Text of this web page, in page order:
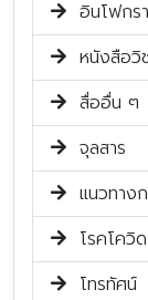
อินโฟกร
หนังสือวิ
สื่ออื่น ๆ
จุลสาร
แนวทาง
โรคโควิ
โทรทัศน์